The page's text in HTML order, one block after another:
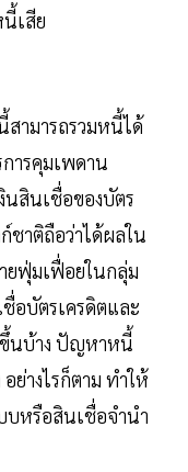
เสีย
สามารถรวมหนี้ได้
ารคุมเพดาน
นสินเชื่อของบัตร
ชาติถือว่าได้ผลใน
ยฟุ่มเฟื่อยในกลุ่ม
อบัตรเครดิตและ
ขึ้นบ้าง ปัญหาหนี้
ย่างไรก็ตาม ทำให้
หรือสินเชื่อจำนำ